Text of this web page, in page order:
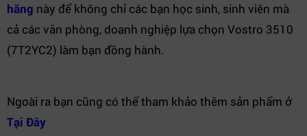
hãng này để không chỉ các bạn học sinh, sinh viên mà
cả các văn phòng, doanh nghiệp lựa chọn Vostro 3510
(7T2YC2) làm bạn đồng hành.
Ngoài ra bạn cũng có thể tham khảo thêm sản phẩm ở
Tại Đây